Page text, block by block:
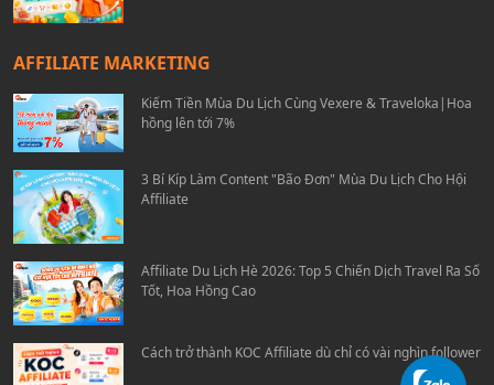
AFFILIATE MARKETING
Kiếm Tiền Mùa Du Lịch Cùng Vexere & Traveloka|Hoa
hồng lên tới 7%
3 Bí Kíp Làm Content "Bão Đơn" Mùa Du Lịch Cho Hội
Affiliate
Affiliate Du Lịch Hè 2026: Top 5 Chiến Dịch Travel Ra Số
Tốt, Hoa Hồng Cao
Cách trở thành KOC Affiliate dù chỉ có vài nghìn follower